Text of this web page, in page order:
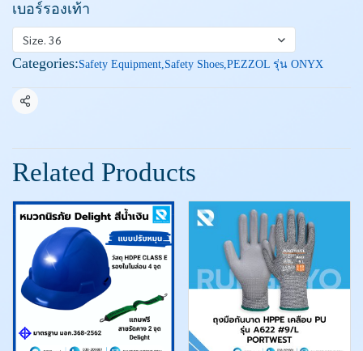
เบอร์รองเท้า
Size. 36
Categories:Safety Equipment,Safety Shoes,PEZZOL รุ่น ONYX
Share
Related Products